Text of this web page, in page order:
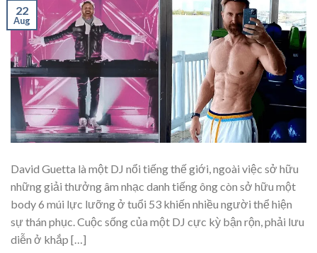
22
Aug
David Guetta là một DJ nổi tiếng thế giới, ngoài việc sở hữu
những giải thưởng âm nhạc danh tiếng ông còn sở hữu một
body 6 múi lực lưỡng ở tuổi 53 khiến nhiều người thể hiện
sự thán phục. Cuộc sống của một DJ cực kỳ bận rộn, phải lưu
diễn ở khắp […]